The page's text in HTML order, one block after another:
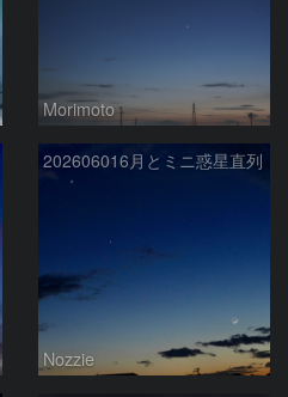
Morimoto
202606016月とミニ惑星直列
Nozzie